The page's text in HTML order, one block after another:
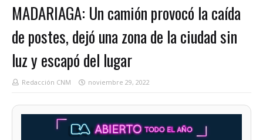
MADARIAGA: Un camión provocó la caída
de postes, dejó una zona de la ciudad sin
luz y escapó del lugar
Redacción CNM noviembre 29, 2022